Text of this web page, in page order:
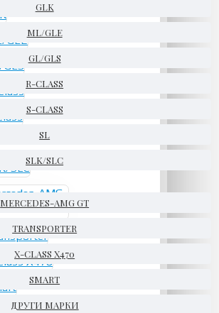
GLK
ML/GLE
GL/GLS
R-CLASS
S-CLASS
SL
SLK/SLC
MERCEDES-AMG GT
TRANSPORTER
X-CLASS X470
SMART
ДРУГИ МАРКИ